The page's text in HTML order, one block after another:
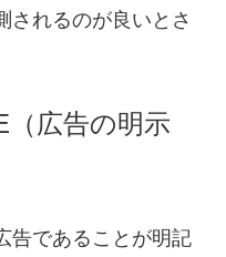
されるのが良いとさ
（広告の明示
告であることが明記